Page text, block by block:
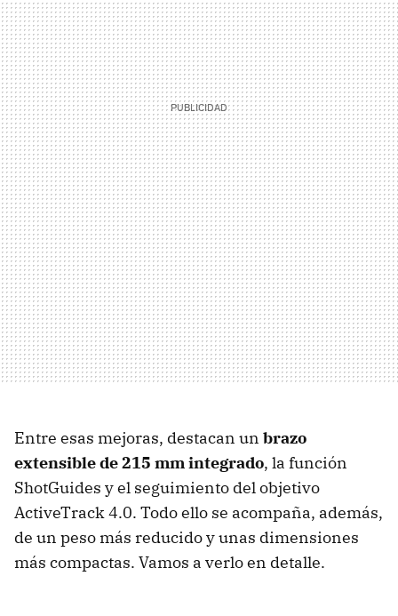
Entre esas mejoras, destacan un brazo
extensible de 215 mm integrado, la función
ShotGuides y el seguimiento del objetivo
ActiveTrack 4.0. Todo ello se acompaña, además,
de un peso más reducido y unas dimensiones
más compactas. Vamos a verlo en detalle.